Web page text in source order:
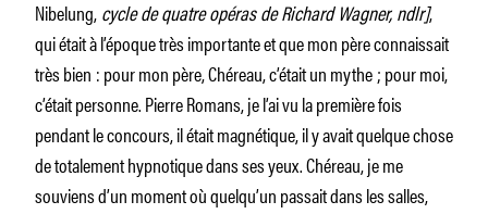
Nibelung,cycle de quatre opéras de Richard Wagner, ndlr],
qui était à l’époque très importante et que mon père connaissait
très bien : pour mon père, Chéreau, c’était un mythe ; pour moi,
c’était personne. Pierre Romans, je l’ai vu la première fois
pendant le concours, il était magnétique, il y avait quelque chose
de totalement hypnotique dans ses yeux. Chéreau, je me
souviens d’un moment où quelqu’un passait dans les salles,